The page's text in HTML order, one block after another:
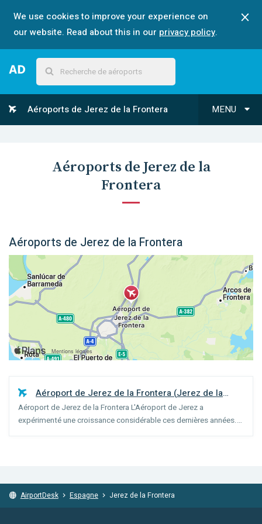
We use cookies to improve your experience on
our website. Read about this in our privacy policy.
MENU
Aéroports de Jerez de la Frontera
Aéroports de Jerez de la
Frontera
Aéroports de Jerez de la Frontera
Aéroport de Jerez de la Frontera (Jerez de la
Frontera)
Aéroport de Jerez de la Frontera L'Aéroport de Jerez a
expérimenté une croissance considérable ces dernières années.
AirportDesk Espagne Jerez de la Frontera